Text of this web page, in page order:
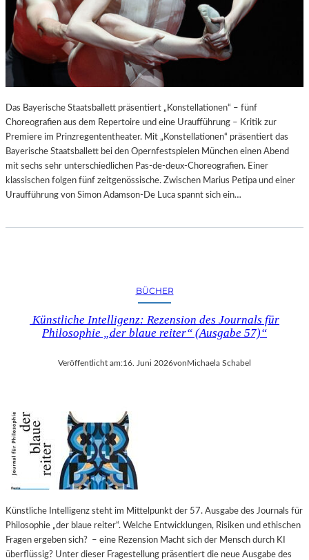
Das Bayerische Staatsballett präsentiert „Konstellationen“ – fünf
Choreografien aus dem Repertoire und eine Uraufführung – Kritik zur
Premiere im Prinzregententheater. Mit „Konstellationen“ präsentiert das
Bayerische Staatsballett bei den Opernfestspielen München einen Abend
mit sechs sehr unterschiedlichen Pas-de-deux-Choreografien. Einer
klassischen folgen fünf zeitgenössische. Zwischen Marius Petipa und einer
Uraufführung von Simon Adamson-De Luca spannt sich ein…
BÜCHER
Künstliche Intelligenz: Rezension des Journals für
Philosophie „der blaue reiter“ (Ausgabe 57)“
Veröffentlicht am:16. Juni 2026von Michaela Schabel
Künstliche Intelligenz steht im Mittelpunkt der 57. Ausgabe des Journals für
Philosophie „der blaue reiter“. Welche Entwicklungen, Risiken und ethischen
Fragen ergeben sich? – eine Rezension Macht sich der Mensch durch KI
überflüssig? Unter dieser Fragestellung präsentiert die neue Ausgabe des